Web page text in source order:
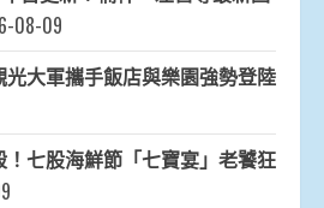
08-09
大軍攜手飯店與樂園強勢登陸
七股海鮮節「七寶宴」老饕狂